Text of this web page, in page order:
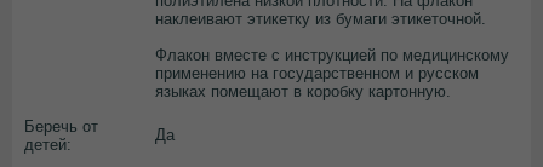
наклеивают этикетку из бумаги этикеточной.
Флакон вместе с инструкцией по медицинскому
применению на государственном и русском
языках помещают в коробку картонную.
Беречь от
детей:
Да